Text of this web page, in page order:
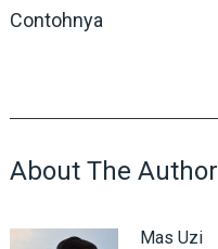
Contohnya
About The Author
Mas Uzi